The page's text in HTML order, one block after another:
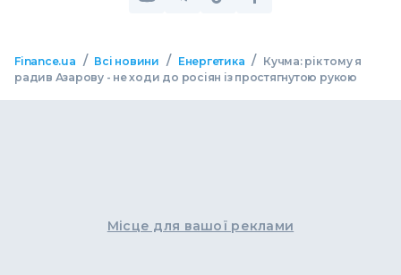
Finance.ua / Всі новини / Енергетика / Кучма: рік тому я
радив Азарову - не ходи до росіян із простягнутою рукою
Місце для вашої реклами